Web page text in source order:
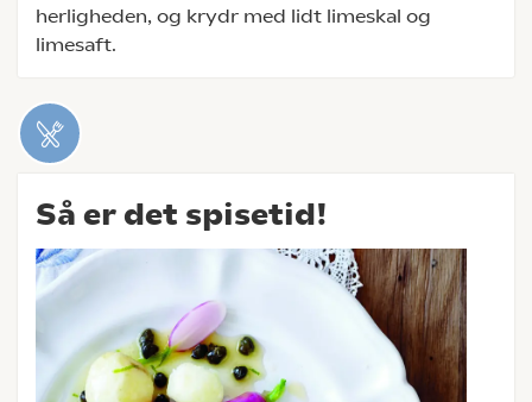
herligheden, og krydr med lidt limeskal og
limesaft.
Så er det spisetid!